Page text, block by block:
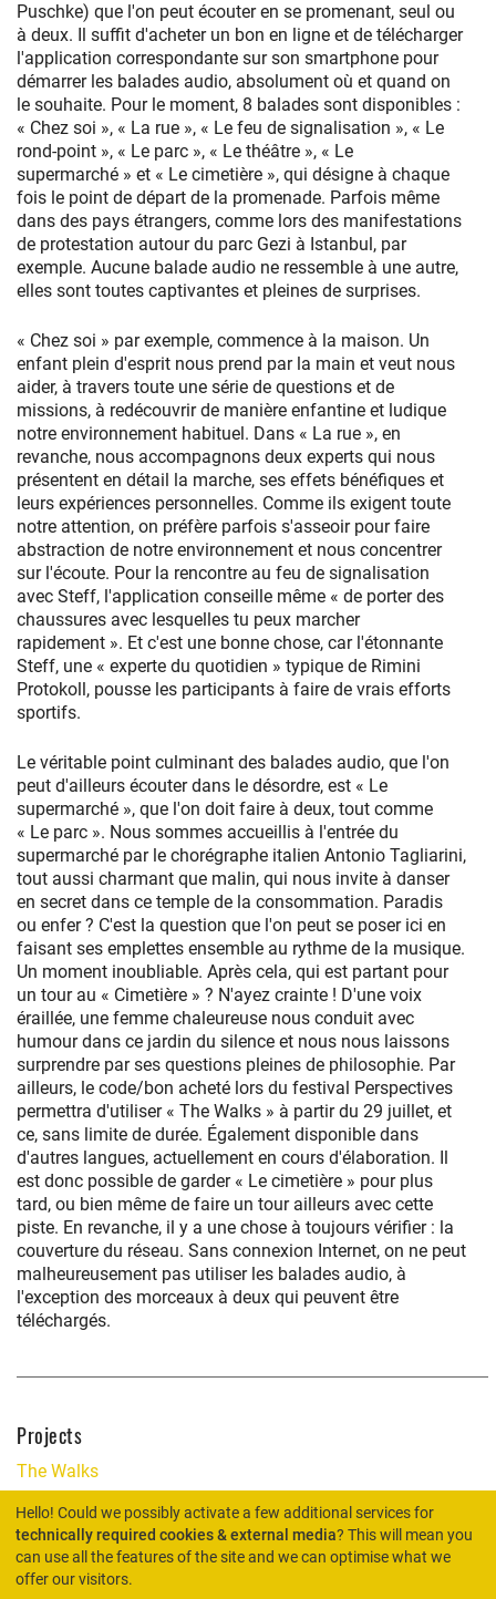
Puschke) que l'on peut écouter en se promenant, seul ou
à deux. Il suffit d'acheter un bon en ligne et de télécharger
l'application correspondante sur son smartphone pour
démarrer les balades audio, absolument où et quand on
le souhaite. Pour le moment, 8 balades sont disponibles :
« Chez soi », « La rue », « Le feu de signalisation », « Le
rond-point », « Le parc », « Le théâtre », « Le
supermarché » et « Le cimetière », qui désigne à chaque
fois le point de départ de la promenade. Parfois même
dans des pays étrangers, comme lors des manifestations
de protestation autour du parc Gezi à Istanbul, par
exemple. Aucune balade audio ne ressemble à une autre,
elles sont toutes captivantes et pleines de surprises.
« Chez soi » par exemple, commence à la maison. Un
enfant plein d'esprit nous prend par la main et veut nous
aider, à travers toute une série de questions et de
missions, à redécouvrir de manière enfantine et ludique
notre environnement habituel. Dans « La rue », en
revanche, nous accompagnons deux experts qui nous
présentent en détail la marche, ses effets bénéfiques et
leurs expériences personnelles. Comme ils exigent toute
notre attention, on préfère parfois s'asseoir pour faire
abstraction de notre environnement et nous concentrer
sur l'écoute. Pour la rencontre au feu de signalisation
avec Steff, l'application conseille même « de porter des
chaussures avec lesquelles tu peux marcher
rapidement ». Et c'est une bonne chose, car l'étonnante
Steff, une « experte du quotidien » typique de Rimini
Protokoll, pousse les participants à faire de vrais efforts
sportifs.
Le véritable point culminant des balades audio, que l'on
peut d'ailleurs écouter dans le désordre, est « Le
supermarché », que l'on doit faire à deux, tout comme
« Le parc ». Nous sommes accueillis à l'entrée du
supermarché par le chorégraphe italien Antonio Tagliarini,
tout aussi charmant que malin, qui nous invite à danser
en secret dans ce temple de la consommation. Paradis
ou enfer ? C'est la question que l'on peut se poser ici en
faisant ses emplettes ensemble au rythme de la musique.
Un moment inoubliable. Après cela, qui est partant pour
un tour au « Cimetière » ? N'ayez crainte ! D'une voix
éraillée, une femme chaleureuse nous conduit avec
humour dans ce jardin du silence et nous nous laissons
surprendre par ses questions pleines de philosophie. Par
ailleurs, le code/bon acheté lors du festival Perspectives
permettra d'utiliser « The Walks » à partir du 29 juillet, et
ce, sans limite de durée. Également disponible dans
d'autres langues, actuellement en cours d'élaboration. Il
est donc possible de garder « Le cimetière » pour plus
tard, ou bien même de faire un tour ailleurs avec cette
piste. En revanche, il y a une chose à toujours vérifier : la
couverture du réseau. Sans connexion Internet, on ne peut
malheureusement pas utiliser les balades audio, à
l'exception des morceaux à deux qui peuvent être
téléchargés.
Projects
The Walks
HOME
Hello! Could we possibly activate a few additional services for
technically required cookies & external media? This will mean you
can use all the features of the site and we can optimise what we
offer our visitors.